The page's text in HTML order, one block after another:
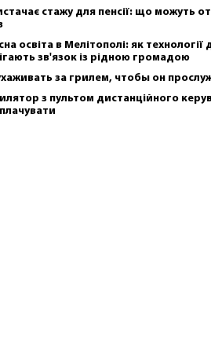
стажу для пенсії: що можуть
освіта в Мелітополі: як
зв'язок із рідною громадою
за грилем, чтобы он
з пультом дистанційного